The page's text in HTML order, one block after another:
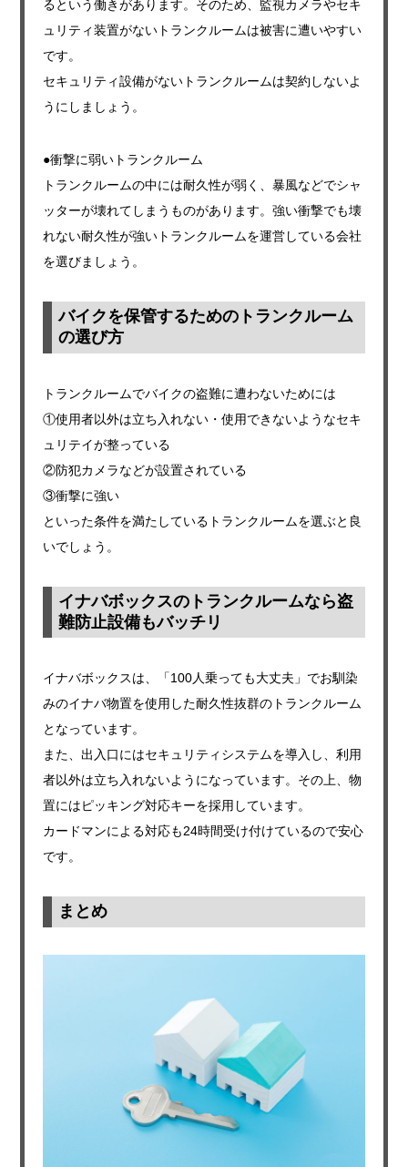
るという働きがあります。そのため、監視カメラやセキ
ュリティ装置がないトランクルームは被害に遭いやすい
です。
セキュリティ設備がないトランクルームは契約しないよ
うにしましょう。
●衝撃に弱いトランクルーム
トランクルームの中には耐久性が弱く、暴風などでシャ
ッターが壊れてしまうものがあります。強い衝撃でも壊
れない耐久性が強いトランクルームを運営している会社
を選びましょう。
バイクを保管するためのトランクルーム
の選び方
トランクルームでバイクの盗難に遭わないためには
①使用者以外は立ち入れない・使用できないようなセキ
ュリテイが整っている
②防犯カメラなどが設置されている
③衝撃に強い
といった条件を満たしているトランクルームを選ぶと良
いでしょう。
イナバボックスのトランクルームなら盗
難防止設備もバッチリ
イナバボックスは、「100人乗っても大丈夫」でお馴染
みのイナバ物置を使用した耐久性抜群のトランクルーム
となっています。
また、出入口にはセキュリティシステムを導入し、利用
者以外は立ち入れないようになっています。その上、物
置にはピッキング対応キーを採用しています。
カードマンによる対応も24時間受け付けているので安心
です。
まとめ